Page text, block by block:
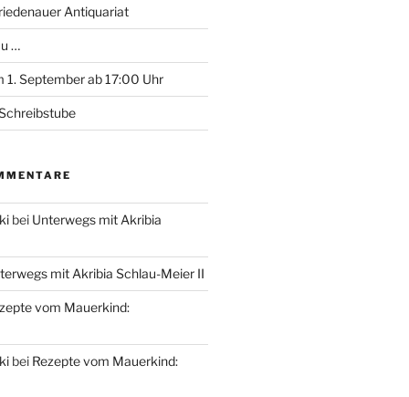
Antiquariat
…
1. September ab 17:00 Uhr
bei Unterwegs mit Akribia
mit Akribia Schlau-Meier II
vom Mauerkind:
bei Rezepte vom Mauerkind: